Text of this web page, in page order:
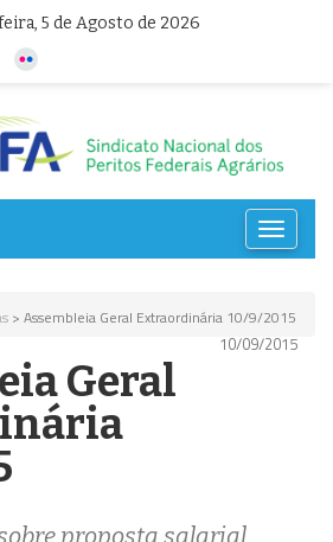
5 de Agosto de 2026
Toggle
> Assembleia Geral Extraordinária 10/9/2015
10/09/2015
Geral